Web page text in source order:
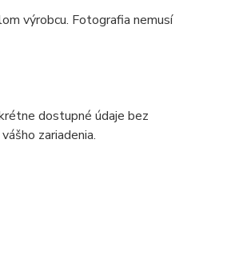
výrobcu. Fotografia nemusí
dostupné údaje bez
zariadenia.